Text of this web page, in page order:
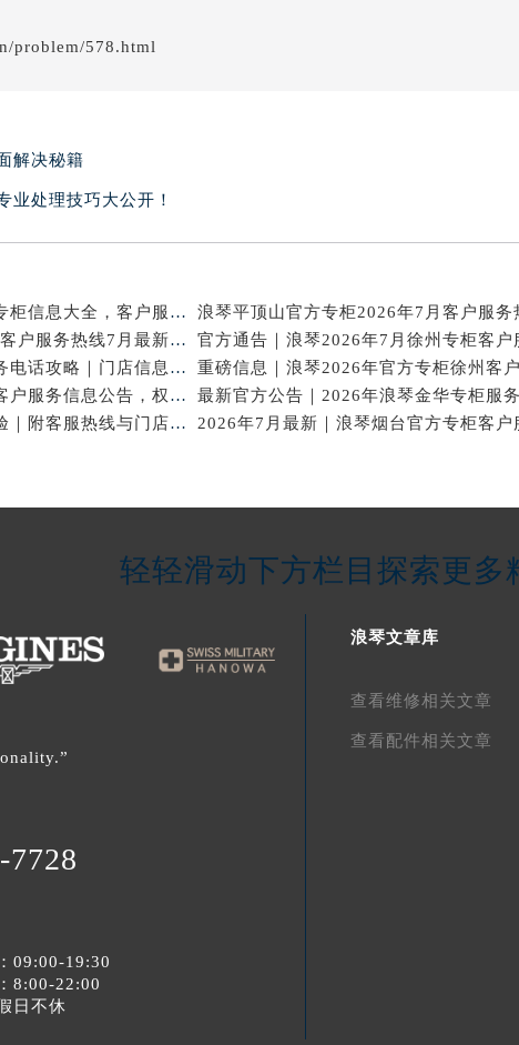
problem/578.html
解决秘籍
业处理技巧大公开！
2026年7月重磅通告｜浪琴合肥官方专柜信息大全，客户服务热线同步更新
攻略升级！2026年浪琴官方专柜深圳客户服务热线7月最新公告
2026年7月浪琴天津专柜官方客户服务电话攻略｜门店信息一网打尽
官方热线｜2026年7月浪琴唐山专柜客户服务信息公告，权威发布
2026年7月浪琴广州官方专柜信息核验｜附客服热线与门店汇总
轻轻滑动下方栏目探索更多
7728
09:00-19:30
8:00-22:00
日不休
浪琴文章库
查看维修相关文章
查看配件相关文章